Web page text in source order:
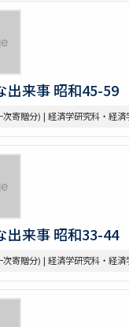
出来事 昭和45-59
寄贈分) | 経済学研究科・経済
出来事 昭和33-44
寄贈分) | 経済学研究科・経済